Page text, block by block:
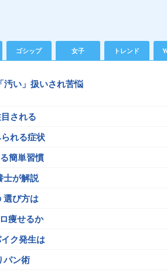
ゴシップ 女子 トレンド
汚い」扱いされ苦悩
される
れる症状
簡単習慣
士が解説
選び方は
痩せるか
ク発生は
パン術